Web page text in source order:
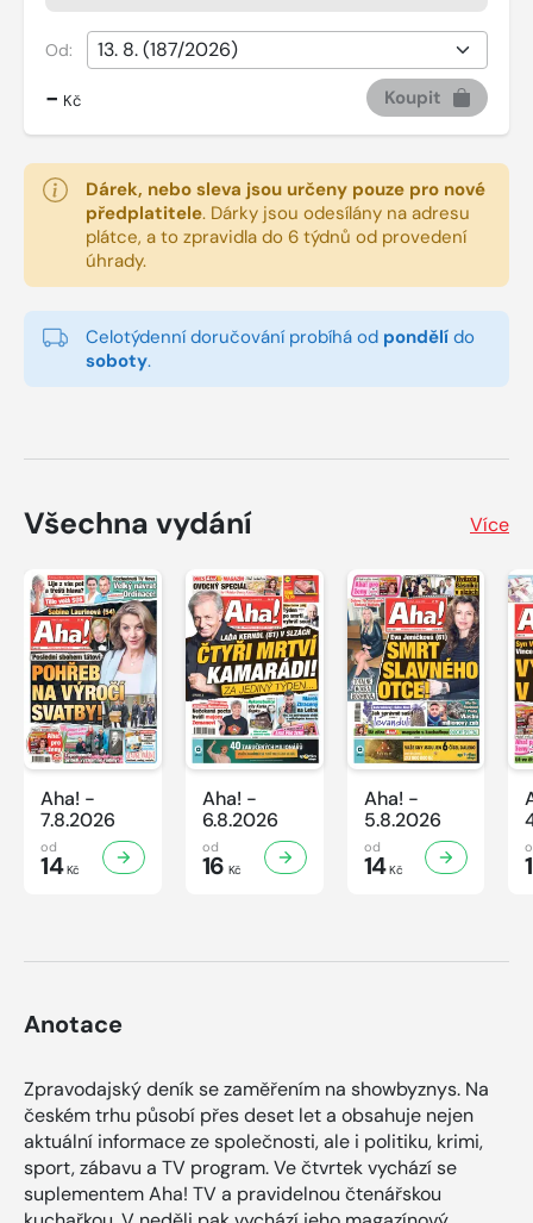
Od:
- Kč Koupit
Dárek, nebo sleva jsou určeny pouze pro nové
předplatitele. Dárky jsou odesílány na adresu
plátce, a to zpravidla do 6 týdnů od provedení
úhrady.
Celotýdenní doručování probíhá od pondělí do
soboty.
Všechna vydání Více
Aha! -
7.8.2026
od
14Kč
Aha! -
6.8.2026
od
16 Kč
Aha! -
5.8.2026
od
14Kč
Anotace
Zpravodajský deník se zaměřením na showbyznys. Na
českém trhu působí přes deset let a obsahuje nejen
aktuální informace ze společnosti, ale i politiku, krimi,
sport, zábavu a TV program. Ve čtvrtek vychází se
suplementem Aha! TV a pravidelnou čtenářskou